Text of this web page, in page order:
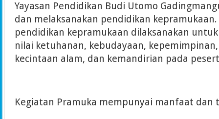
Yayasan Pendidikan Budi Utomo
dan melaksanakan pendidikan
pendidikan kepramukaan dilaksanakan
nilai ketuhanan, kebudayaan,
kecintaan alam, dan kemandirian pada
Kegiatan Pramuka mempunyai manfaat dan